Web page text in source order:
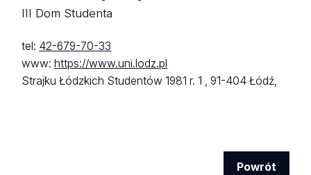
III Dom Studenta
tel: 42-679-70-33
www:https://www.uni.lodz.pl
Strajku Łódzkich Studentów 1981 r. 1 ,91-404 Łódź,
Powrót